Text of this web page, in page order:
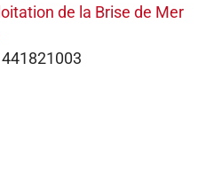
de la Brise de Mer